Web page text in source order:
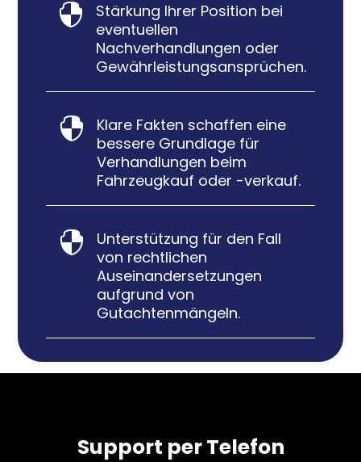

Stärkung Ihrer Position bei
eventuellen
Nachverhandlungen oder
Gewährleistungsansprüchen.

Klare Fakten schaffen eine
bessere Grundlage für
Verhandlungen beim
Fahrzeugkauf oder -verkauf.

Unterstützung für den Fall
von rechtlichen
Auseinandersetzungen
aufgrund von
Gutachtenmängeln.
Support per Telefon